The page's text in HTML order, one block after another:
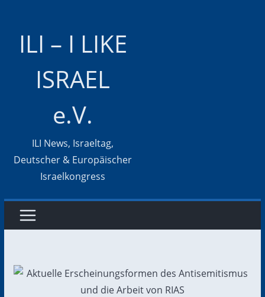
ILI – I LIKE
ISRAEL
e.V.
ILI News, Israeltag,
Deutscher & Europäischer
Israelkongress